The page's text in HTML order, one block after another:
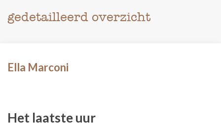
gedetailleerd overzicht
Ella Marconi
Het laatste uur